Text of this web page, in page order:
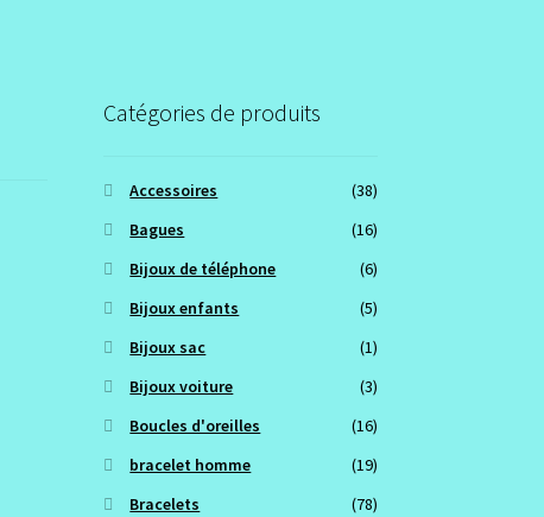
Catégories de produits
Accessoires
(38)
Bagues
(16)
Bijoux de téléphone
(6)
Bijoux enfants
(5)
Bijoux sac
(1)
Bijoux voiture
(3)
Boucles d'oreilles
(16)
bracelet homme
(19)
Bracelets
(78)